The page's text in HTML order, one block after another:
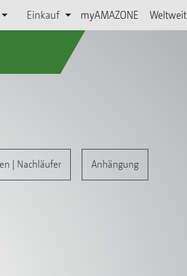
Einkauf myAMAZONE Weltweit
| Nachläufer Anhängung